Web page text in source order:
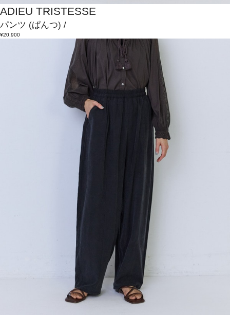
ADIEU TRISTESSE
パンツ (ぱんつ) /
¥20,900